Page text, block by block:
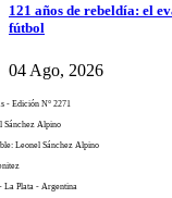
121 años de rebeldía: el
fútbol
04 Ago, 2026
- Edición N° 2271
Sánchez Alpino
Leonel Sánchez Alpino
La Plata - Argentina